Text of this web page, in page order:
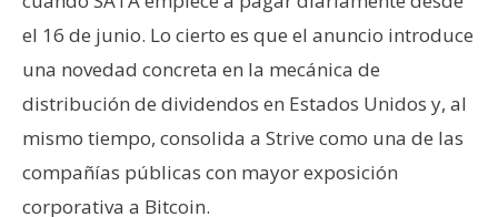
el 16 de junio. Lo cierto es que el anuncio introduce
una novedad concreta en la mecánica de
distribución de dividendos en Estados Unidos y, al
mismo tiempo, consolida a Strive como una de las
compañías públicas con mayor exposición
corporativa a Bitcoin.